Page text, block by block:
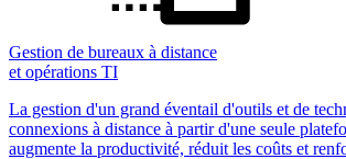
Gestion de bureaux à distance
et opérations TI
La gestion d'un grand éventail d'outils et de
connexions à distance à partir d'une seule
augmente la productivité, réduit les coûts et